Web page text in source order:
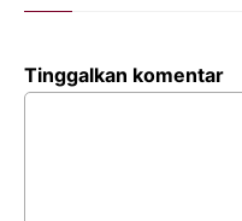
Tinggalkan komentar